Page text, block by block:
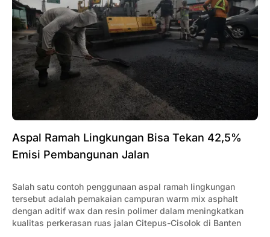
Aspal Ramah Lingkungan Bisa Tekan 42,5%
Emisi Pembangunan Jalan
Salah satu contoh penggunaan aspal ramah lingkungan
tersebut adalah pemakaian campuran warm mix asphalt
dengan aditif wax dan resin polimer dalam meningkatkan
kualitas perkerasan ruas jalan Citepus-Cisolok di Banten